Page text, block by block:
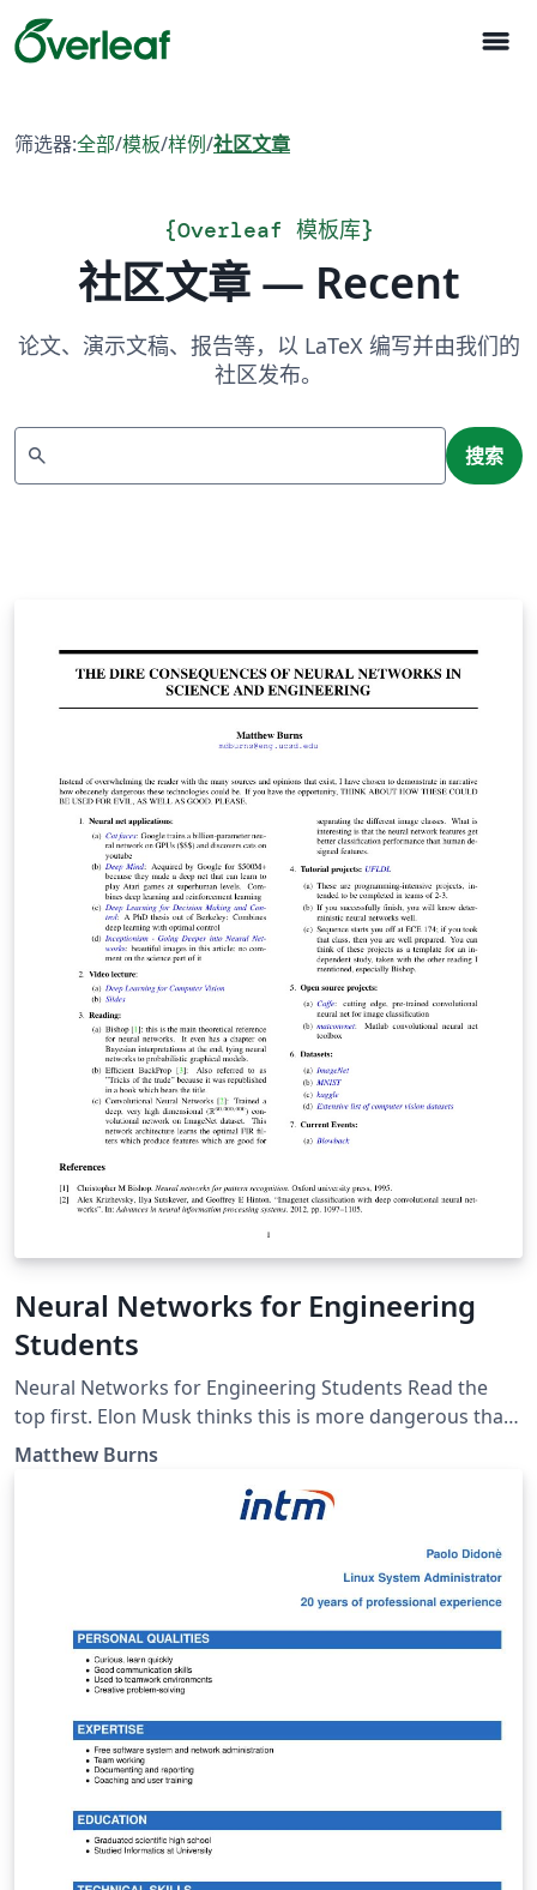
menu
筛选器:全部/模板/样例/社区文章
{Overleaf 模板库}
社区文章 — Recent
论文、演示文稿、报告等，以 LaTeX 编写并由我们的
社区发布。
search 搜索
Neural Networks for Engineering
Students
Neural Networks for Engineering Students Read the
top first. Elon Musk thinks this is more dangerous than
nukes. Show a little respect, but don't be afraid.
Matthew Burns